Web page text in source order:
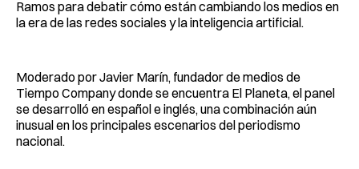
Ramos para debatir cómo están cambiando los medios en
la era de las redes sociales y la inteligencia artificial.
Moderado por Javier Marín, fundador de medios de
Tiempo Company donde se encuentra El Planeta, el panel
se desarrolló en español e inglés, una combinación aún
inusual en los principales escenarios del periodismo
nacional.